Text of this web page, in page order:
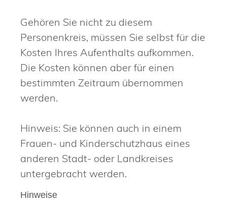
Gehören Sie nicht zu diesem
Personenkreis, müssen Sie selbst für die
Kosten Ihres Aufenthalts aufkommen.
Die Kosten können aber für einen
bestimmten Zeitraum übernommen
werden.
Hinweis: Sie können auch in einem
Frauen- und Kinderschutzhaus eines
anderen Stadt- oder Landkreises
untergebracht werden.
Hinweise